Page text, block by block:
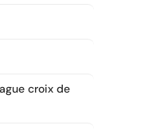
croix de